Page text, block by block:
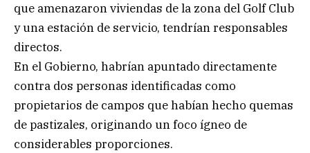
que amenazaron viviendas de la zona del Golf Club
y una estación de servicio, tendrían responsables
directos.
En el Gobierno, habrían apuntado directamente
contra dos personas identificadas como
propietarios de campos que habían hecho quemas
de pastizales, originando un foco ígneo de
considerables proporciones.